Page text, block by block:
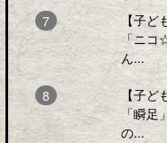
【子
「ニコ
ん...
【子ど
「瞬
の...